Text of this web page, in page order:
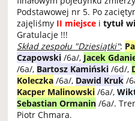
Podstawowej nr 5. Po
zajęliśmy II miejsce itytuł
Gratulacje !!!
Skład zespołu "Dziesiątki":
Czapowski /6a/, Jacek
/6a/, Bartosz Kamiński /6d/,
Koleczka /6a/, Dawid Kruk /
Kacper Malinowski /6a/,
Sebastian Ormanin /6a/.
Piotr Chmara.